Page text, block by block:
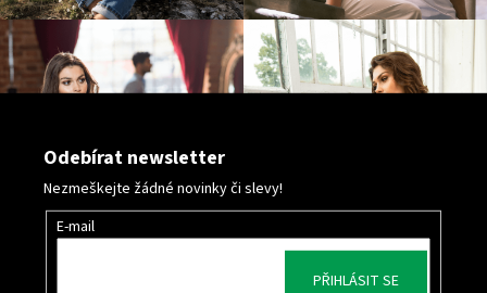
Odebírat newsletter
Nezmeškejte žádné novinky či slevy!
E-mail
PŘIHLÁSIT SE